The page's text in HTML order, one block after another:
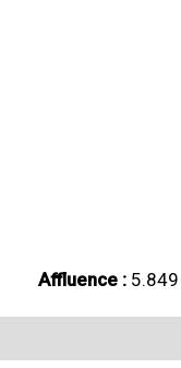
Affluence :